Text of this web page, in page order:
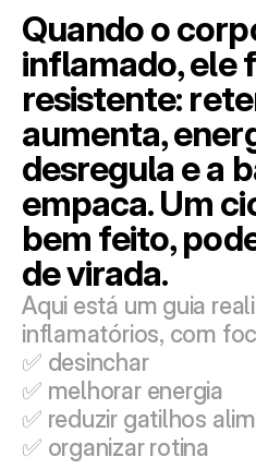
Quando o
inflamado, ele
resistente:
aumenta,
desregula e a
empaca. Um
bem feito,
de virada.
Aqui está um guia
inflamatórios, com
✅ desinchar
✅ melhorar energia
✅ reduzir gatilhos
✅ organizar rotina